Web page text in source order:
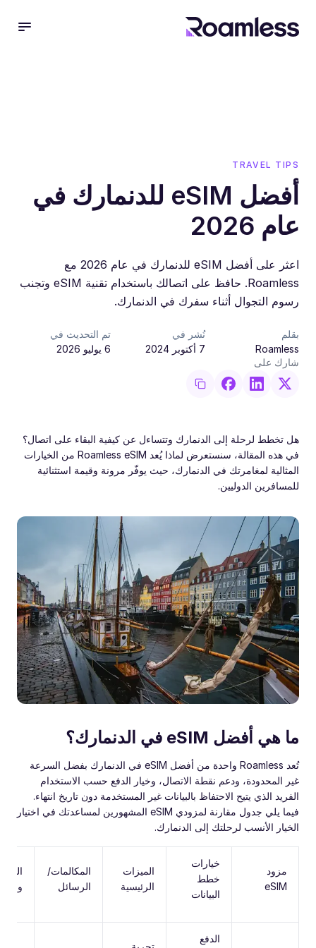
TRAVEL TIPS
أفضل eSIM للدنمارك في
عام 2026
اعثر على أفضل eSIM للدنمارك في عام 2026 مع
Roamless. حافظ على اتصالك باستخدام تقنية eSIM وتجنب
رسوم التجوال أثناء سفرك في الدنمارك.
بقلم
Roamless
نُشر في
7 أكتوبر 2024
تم التحديث في
6 يوليو 2026
شارك على
هل تخطط لرحلة إلى الدنمارك وتتساءل عن كيفية البقاء على اتصال؟
في هذه المقالة، سنستعرض لماذا يُعد Roamless eSIM من الخيارات
المثالية لمغامرتك في الدنمارك، حيث يوفّر مرونة وقيمة استثنائية
للمسافرين الدوليين.
ما هي أفضل eSIM في الدنمارك؟
تُعد Roamless واحدة من أفضل eSIM في الدنمارك بفضل السرعة
غير المحدودة، ودعم نقطة الاتصال، وخيار الدفع حسب الاستخدام
الفريد الذي يتيح الاحتفاظ بالبيانات غير المستخدمة دون تاريخ انتهاء.
فيما يلي جدول مقارنة لمزودي eSIM المشهورين لمساعدتك في اختيار
الخيار الأنسب لرحلتك إلى الدنمارك.
مزود
eSIM
خيارات
خطط
البيانات
الميزات
الرئيسية
المكالمات/
الرسائل
الدفع